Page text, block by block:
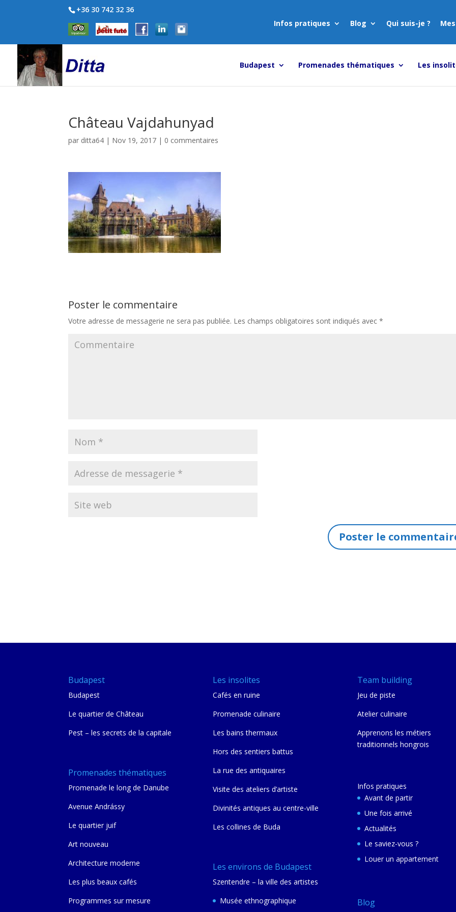
+36 30 742 32 36
Infos pratiques
Blog Qui suis-je ?
Budapest Promenades thématiques Les
Château Vajdahunyad
par ditta64 | Nov 19, 2017 | 0 commentaires
Poster le commentaire
Votre adresse de messagerie ne sera pas publiée. Les champs obligatoires sont indiqués avec*
Budapest
Budapest
Le quartier de Château
Pest – les secrets de la capitale
Promenades thématiques
Promenade le long de Danube
Avenue Andrássy
Le quartier juif
Art nouveau
Architecture moderne
Les plus beaux cafés
Programmes sur mesure
Les insolites
Cafés en ruine
Promenade culinaire
Les bains thermaux
Hors des sentiers battus
La rue des antiquaires
Visite des ateliers d’artiste
Divinités antiques au centre-ville
Les collines de Buda
Les environs de Budapest
Szentendre – la ville des artistes
Musée ethnographique
Team building
Jeu de piste
Atelier culinaire
Apprenons les métiers
traditionnels hongrois
Infos pratiques
Avant de partir
Une fois arrivé
Actualités
Le saviez-vous ?
Louer un appartement
Blog